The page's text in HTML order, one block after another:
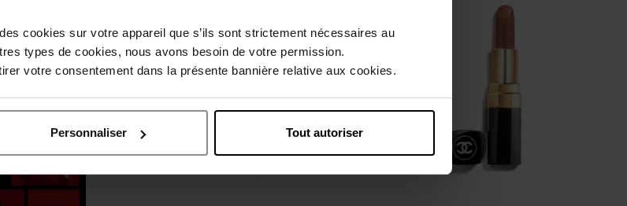
cookies sur votre appareil que s’ils sont strictement nécessaires au
types de cookies, nous avons besoin de votre permission.
votre consentement dans la présente bannière relative aux cookies.
Personnaliser Tout autoriser